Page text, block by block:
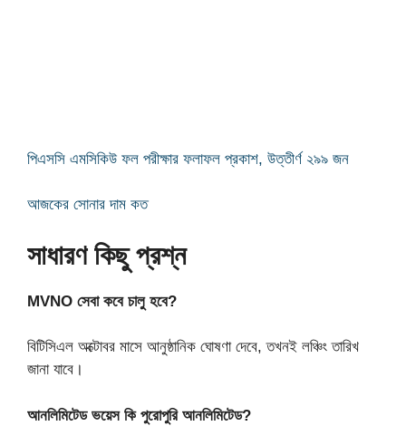
পিএসসি এমসিকিউ ফল পরীক্ষার ফলাফল প্রকাশ, উত্তীর্ণ ২৯৯ জন
আজকের সোনার দাম কত
সাধারণ কিছু প্রশ্ন
MVNO সেবা কবে চালু হবে?
বিটিসিএল অক্টোবর মাসে আনুষ্ঠানিক ঘোষণা দেবে, তখনই লঞ্চিং তারিখ
জানা যাবে।
আনলিমিটেড ভয়েস কি পুরোপুরি আনলিমিটেড?